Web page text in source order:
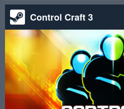
Control Craft 3